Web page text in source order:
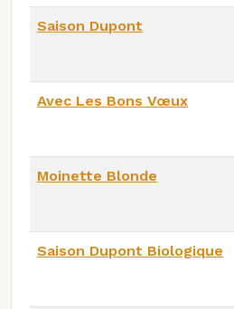
Saison Dupont
Avec Les Bons Vœux
Moinette Blonde
Saison Dupont Biologique